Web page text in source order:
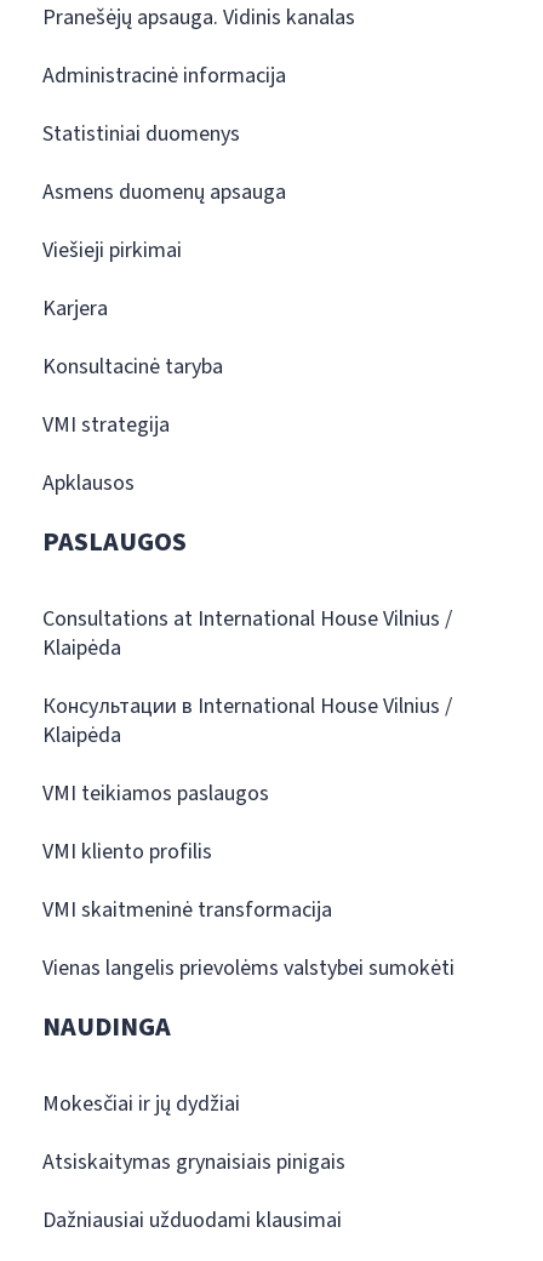
Pranešėjų apsauga. Vidinis kanalas
Administracinė informacija
Statistiniai duomenys
Asmens duomenų apsauga
Viešieji pirkimai
Karjera
Konsultacinė taryba
VMI strategija
Apklausos
PASLAUGOS
Consultations at International House Vilnius /
Klaipėda
Консультации в International House Vilnius /
Klaipėda
VMI teikiamos paslaugos
VMI kliento profilis
VMI skaitmeninė transformacija
Vienas langelis prievolėms valstybei sumokėti
NAUDINGA
Mokesčiai ir jų dydžiai
Atsiskaitymas grynaisiais pinigais
Dažniausiai užduodami klausimai